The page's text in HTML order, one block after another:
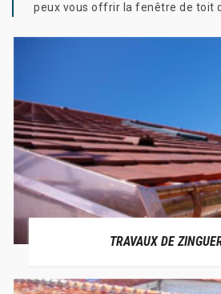
peux vous offrir la fenêtre de toit
TRAVAUX DE